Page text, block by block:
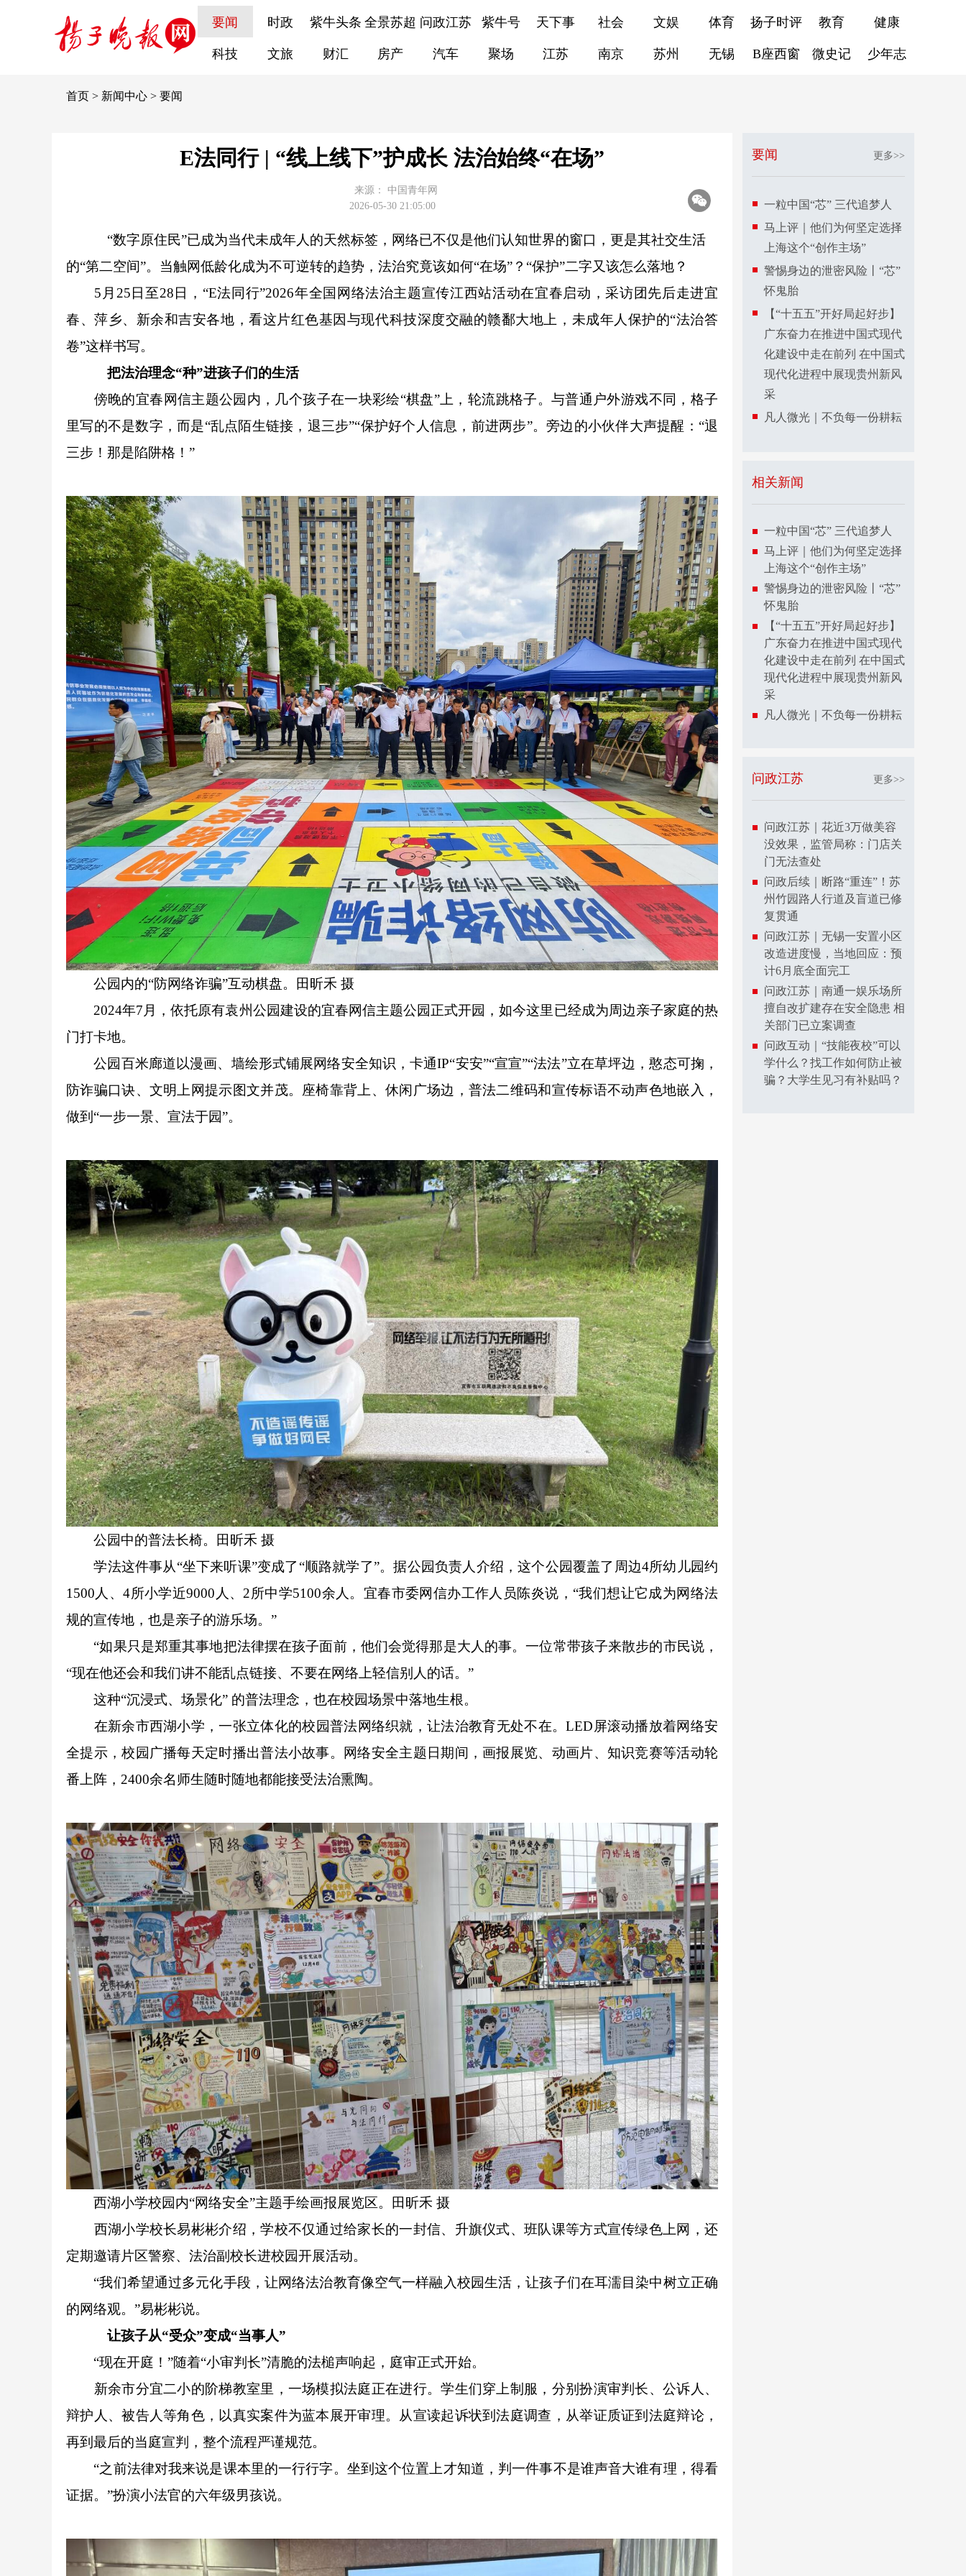
要闻 时政 紫牛头条 全景苏超 问政江苏 紫牛号 天下事 社会 文娱 体育 扬子时评 教育 健康
科技 文旅 财汇 房产 汽车 聚场 江苏 南京 苏州 无锡 B座西窗 微史记 少年志
首页 > 新闻中心 > 要闻
E法同行 | “线上线下”护成长 法治始终“在场”
来源：
中国青年网
2026-05-30 21:05:00
“数字原住民”已成为当代未成年人的天然标签，网络已不仅是他们认知世界的窗口，更是其社交生活
的“第二空间”。当触网低龄化成为不可逆转的趋势，法治究竟该如何“在场”？“保护”二字又该怎么落地？
5月25日至28日，“E法同行”2026年全国网络法治主题宣传江西站活动在宜春启动，采访团先后走进宜
春、萍乡、新余和吉安各地，看这片红色基因与现代科技深度交融的赣鄱大地上，未成年人保护的“法治答
卷”这样书写。
把法治理念“种”进孩子们的生活
傍晚的宜春网信主题公园内，几个孩子在一块彩绘“棋盘”上，轮流跳格子。与普通户外游戏不同，格子
里写的不是数字，而是“乱点陌生链接，退三步”“保护好个人信息，前进两步”。旁边的小伙伴大声提醒：“退
三步！那是陷阱格！”
公园内的“防网络诈骗”互动棋盘。田昕禾 摄
2024年7月，依托原有袁州公园建设的宜春网信主题公园正式开园，如今这里已经成为周边亲子家庭的热
门打卡地。
公园百米廊道以漫画、墙绘形式铺展网络安全知识，卡通IP“安安”“宣宣”“法法”立在草坪边，憨态可掬，
防诈骗口诀、文明上网提示图文并茂。座椅靠背上、休闲广场边，普法二维码和宣传标语不动声色地嵌入，
做到“一步一景、宣法于园”。
公园中的普法长椅。田昕禾 摄
学法这件事从“坐下来听课”变成了“顺路就学了”。据公园负责人介绍，这个公园覆盖了周边4所幼儿园约
1500人、4所小学近9000人、2所中学5100余人。宜春市委网信办工作人员陈炎说，“我们想让它成为网络法
规的宣传地，也是亲子的游乐场。”
“如果只是郑重其事地把法律摆在孩子面前，他们会觉得那是大人的事。一位常带孩子来散步的市民说，
“现在他还会和我们讲不能乱点链接、不要在网络上轻信别人的话。”
这种“沉浸式、场景化” 的普法理念，也在校园场景中落地生根。
在新余市西湖小学，一张立体化的校园普法网络织就，让法治教育无处不在。LED屏滚动播放着网络安
全提示，校园广播每天定时播出普法小故事。网络安全主题日期间，画报展览、动画片、知识竞赛等活动轮
番上阵，2400余名师生随时随地都能接受法治熏陶。
西湖小学校园内“网络安全”主题手绘画报展览区。田昕禾 摄
西湖小学校长易彬彬介绍，学校不仅通过给家长的一封信、升旗仪式、班队课等方式宣传绿色上网，还
定期邀请片区警察、法治副校长进校园开展活动。
“我们希望通过多元化手段，让网络法治教育像空气一样融入校园生活，让孩子们在耳濡目染中树立正确
的网络观。”易彬彬说。
让孩子从“受众”变成“当事人”
“现在开庭！”随着“小审判长”清脆的法槌声响起，庭审正式开始。
新余市分宜二小的阶梯教室里，一场模拟法庭正在进行。学生们穿上制服，分别扮演审判长、公诉人、
辩护人、被告人等角色，以真实案件为蓝本展开审理。从宣读起诉状到法庭调查，从举证质证到法庭辩论，
再到最后的当庭宣判，整个流程严谨规范。
“之前法律对我来说是课本里的一行行字。坐到这个位置上才知道，判一件事不是谁声音大谁有理，得看
证据。”扮演小法官的六年级男孩说。
要闻 更多>>
一粒中国“芯” 三代追梦人
马上评｜他们为何坚定选择
上海这个“创作主场”
警惕身边的泄密风险丨“芯”
怀鬼胎
【“十五五”开好局起好步】
广东奋力在推进中国式现代
化建设中走在前列 在中国式
现代化进程中展现贵州新风
采
凡人微光｜不负每一份耕耘
相关新闻
一粒中国“芯” 三代追梦人
马上评｜他们为何坚定选择
上海这个“创作主场”
警惕身边的泄密风险丨“芯”
怀鬼胎
【“十五五”开好局起好步】
广东奋力在推进中国式现代
化建设中走在前列 在中国式
现代化进程中展现贵州新风
采
凡人微光｜不负每一份耕耘
问政江苏 更多>>
问政江苏｜花近3万做美容
没效果，监管局称：门店关
门无法查处
问政后续｜断路“重连”！苏
州竹园路人行道及盲道已修
复贯通
问政江苏｜无锡一安置小区
改造进度慢，当地回应：预
计6月底全面完工
问政江苏｜南通一娱乐场所
擅自改扩建存在安全隐患 相
关部门已立案调查
问政互动｜“技能夜校”可以
学什么？找工作如何防止被
骗？大学生见习有补贴吗？